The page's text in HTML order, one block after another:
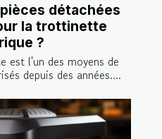
détachées
la trottinette
?
est l'un des moyens de
depuis des années....